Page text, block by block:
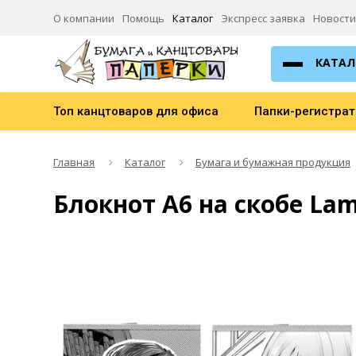
О компании Помощь Каталог Экспресс заявка Новости
Топ канцтоваров для офиса Папки-
Главная Каталог Бумага и бумажная продукция
Блокнот А6 на скобе